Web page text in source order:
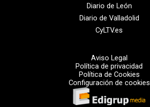
Diario de León
Diario de Valladolid
CyLTV.es
Aviso Legal
Política de privacidad
Política de Cookies
Configuración de cookies